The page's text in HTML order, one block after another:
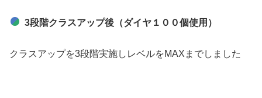
3段階クラスアップ後（ダイヤ１００個使用）
クラスアップを3段階実施しレベルをMAXまでしました